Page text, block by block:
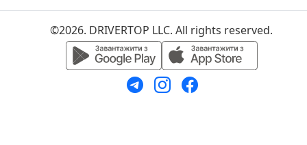
©2026. DRIVERTOP LLC. All rights reserved.